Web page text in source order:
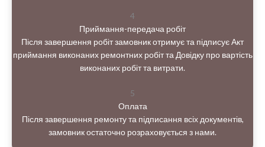
4
Приймання-передача робіт
Після завершення робіт замовник отримує та підписує Акт
приймання виконаних ремонтних робіт та Довідку про вартість
виконаних робіт та витрати.
5
Оплата
Після завершення ремонту та підписання всіх документів,
замовник остаточно розраховується з нами.